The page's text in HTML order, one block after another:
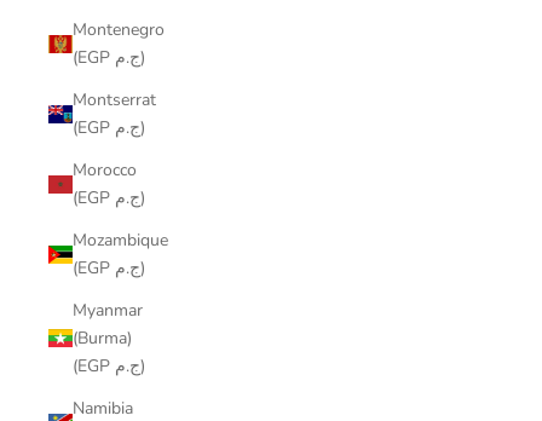
Montenegro
(EGP ج.م)
Montserrat
(EGP ج.م)
Morocco
(EGP ج.م)
Mozambique
(EGP ج.م)
Myanmar
(Burma)
(EGP ج.م)
Namibia